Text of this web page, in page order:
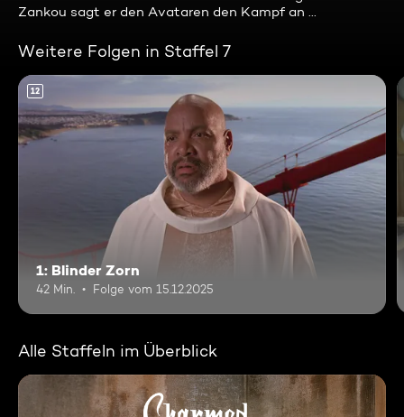
Zankou sagt er den Avataren den Kampf an ...
Weitere Folgen in Staffel 7
12
1: Blinder Zorn
42 Min. Folge vom 15.12.2025
Alle Staffeln im Überblick